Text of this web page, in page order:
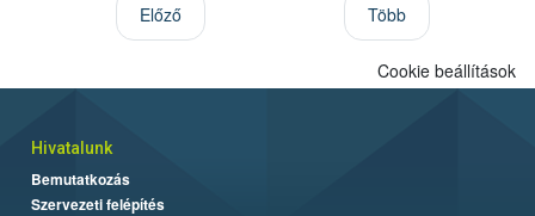
Előző Több
Cookie beállítások
Hivatalunk
Bemutatkozás
Szervezeti felépítés